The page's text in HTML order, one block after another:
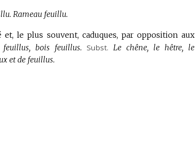
Rameau feuillu.
le plus souvent, caduques, par opposition aux
feuillus, bois feuillus. Subst. Le chêne, le hêtre, le
et de feuillus.